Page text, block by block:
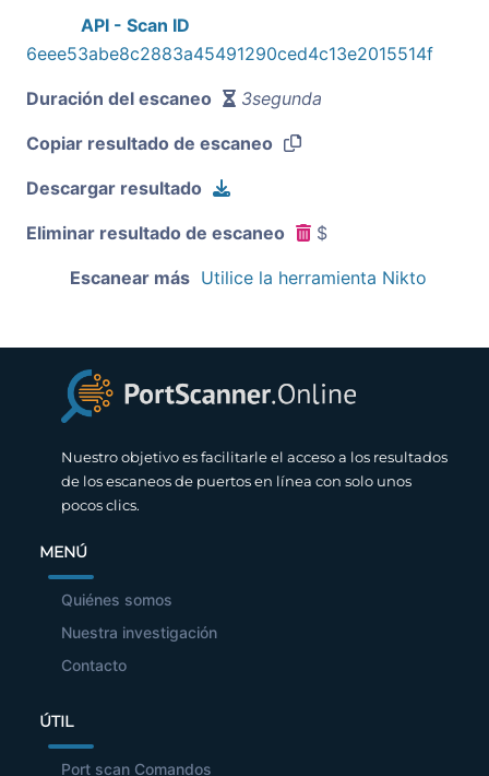
API - Scan ID
6eee53abe8c2883a45491290ced4c13e2015514f
Duración del escaneo 3segunda
Copiar resultado de escaneo
Descargar resultado
Eliminar resultado de escaneo $
Escanear más Utilice la herramienta Nikto
Nuestro objetivo es facilitarle el acceso a los resultados
de los escaneos de puertos en línea con solo unos
pocos clics.
MENÚ
Quiénes somos
Nuestra investigación
Contacto
ÚTIL
Port scan Comandos